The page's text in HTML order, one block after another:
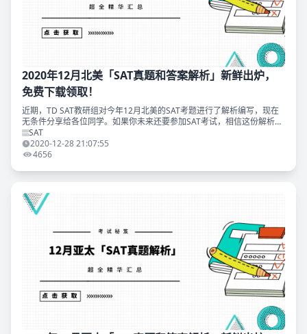
2020年12月北美「SAT真题和答案解析」新鲜出炉，
免费下载领取！
近期，TD SAT教研组对今年12月北美的SAT考题进行了解析编写，现在
无条件分享给各位同学。如果你未来还要参加SAT考试，相信这份解析会
对你非常有价值。领取方式见文末。 12月北美卷使用了8月多套实验卷中
的一套
SAT
2020-12-28 21:07:55
4656